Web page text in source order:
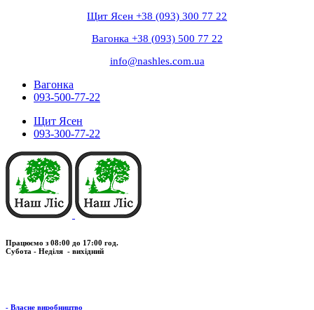
Щит Ясен +38 (093) 300 77 22
Вагонка +38 (093) 500 77 22
info@nashles.com.ua
Вагонка
093-500-77-22
Щит Ясен
093-300-77-22
Працюємо з 08:00 до 17:00 год.
Субота - Неділя - вихідний
- Власне виробництво